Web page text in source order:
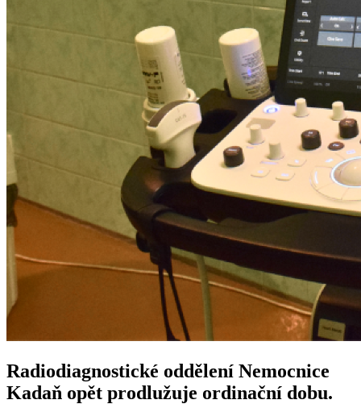
Radiodiagnostické oddělení Nemocnice
Kadaň opět prodlužuje ordinační dobu.